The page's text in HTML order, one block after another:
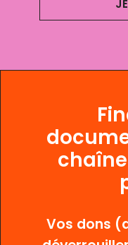
Vos dons